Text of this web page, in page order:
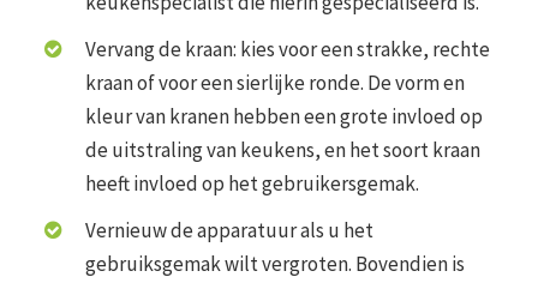
Vervang de kraan: kies voor een strakke, rechte
kraan of voor een sierlijke ronde. De vorm en
kleur van kranen hebben een grote invloed op
de uitstraling van keukens, en het soort kraan
heeft invloed op het gebruikersgemak.
Vernieuw de apparatuur als u het
gebruiksgemak wilt vergroten. Bovendien is